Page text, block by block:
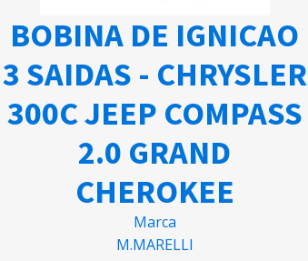
BOBINA DE IGNICAO
3 SAIDAS - CHRYSLER
300C JEEP COMPASS
2.0 GRAND
CHEROKEE
Marca
M.MARELLI